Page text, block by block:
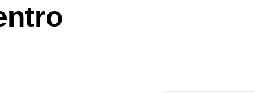
Brasil (Português)